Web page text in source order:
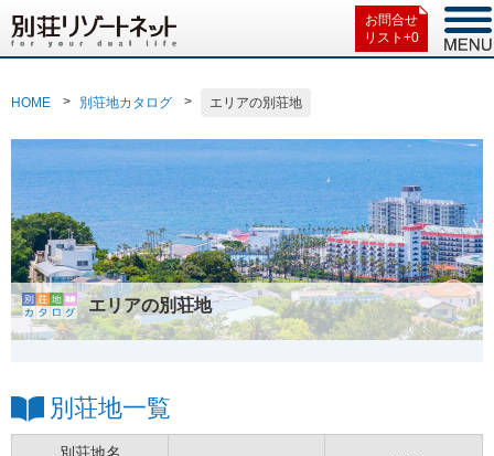
お問合せ
リスト+0
HOME 別荘地カタログ エリアの別荘地
エリアの別荘地
別荘地一覧